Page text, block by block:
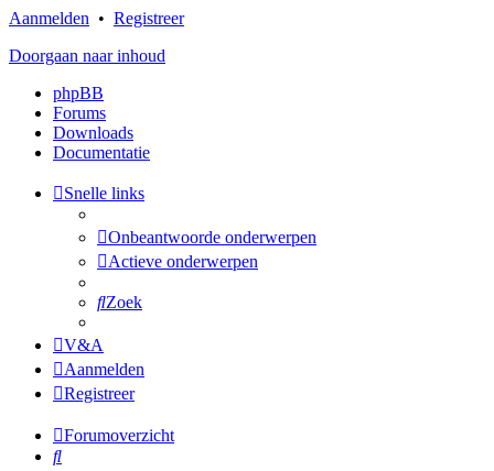
Aanmelden • Registreer
Doorgaan naar inhoud
phpBB
Forums
Downloads
Documentatie
Snelle links
Onbeantwoorde onderwerpen
Actieve onderwerpen
Zoek
V&A
Aanmelden
Registreer
Forumoverzicht
Zoek